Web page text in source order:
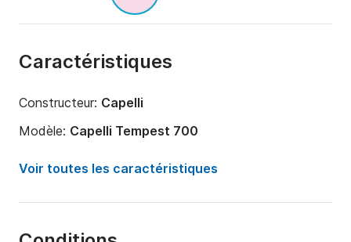
Caractéristiques
Constructeur: Capelli
Modèle: Capelli Tempest 700
Voir toutes les caractéristiques